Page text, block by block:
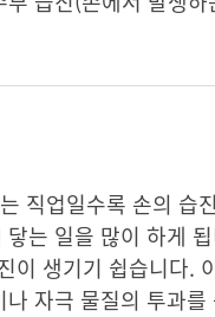
직업일수록 손의 습
는 일을 많이 하게
이 생기기 쉽습니다.
자극 물질의 투과